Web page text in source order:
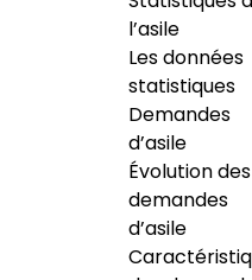
l’asile
Les données
statistiques
Demandes
d’asile
Évolution des
demandes
d’asile